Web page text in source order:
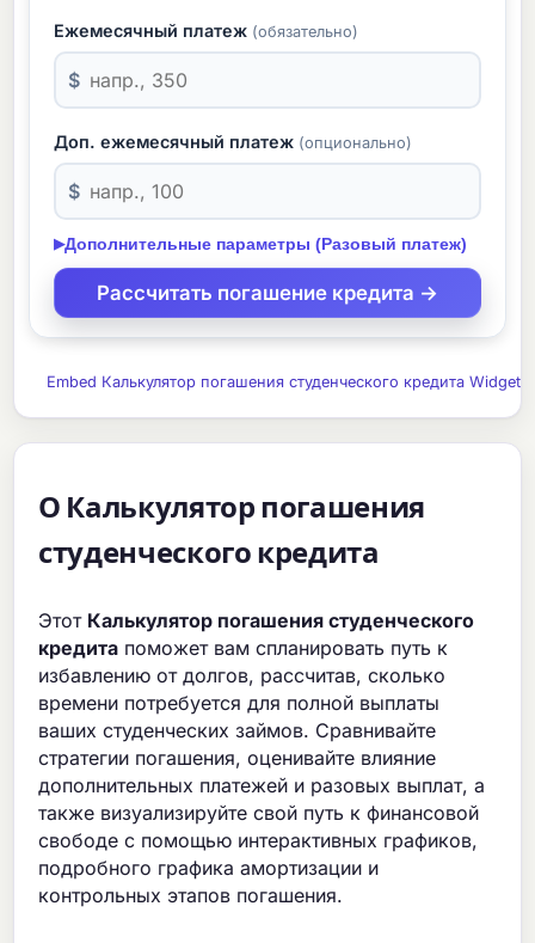
Ежемесячный платеж (обязательно)
$
Доп. ежемесячный платеж (опционально)
$
▶Дополнительные параметры (Разовый платеж)
Embed Калькулятор погашения студенческого кредита Widget
О Калькулятор погашения
студенческого кредита
Этот Калькулятор погашения студенческого
кредита поможет вам спланировать путь к
избавлению от долгов, рассчитав, сколько
времени потребуется для полной выплаты
ваших студенческих займов. Сравнивайте
стратегии погашения, оценивайте влияние
дополнительных платежей и разовых выплат, а
также визуализируйте свой путь к финансовой
свободе с помощью интерактивных графиков,
подробного графика амортизации и
контрольных этапов погашения.